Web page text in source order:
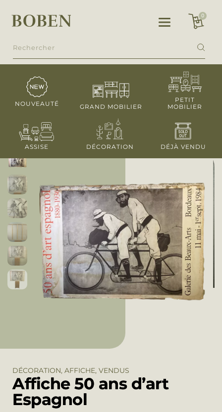
NOUVEAUTÉ GRAND MOBILIER
PETIT
MOBILIER
ASSISE DÉCORATION DÉJÀ VENDU
DÉCORATION, AFFICHE, VENDUS
Affiche 50 ans d’art
Espagnol